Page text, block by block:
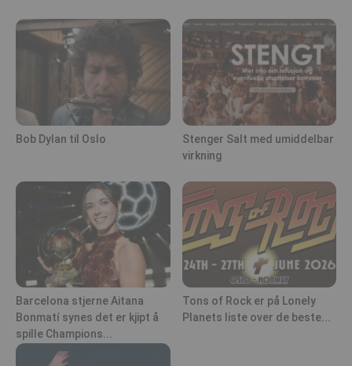
Bob Dylan til Oslo
Stenger Salt med umiddelbar
virkning
Barcelona stjerne Aitana
Bonmatí synes det er kjipt å
spille Champions...
Tons of Rock er på Lonely
Planets liste over de beste...